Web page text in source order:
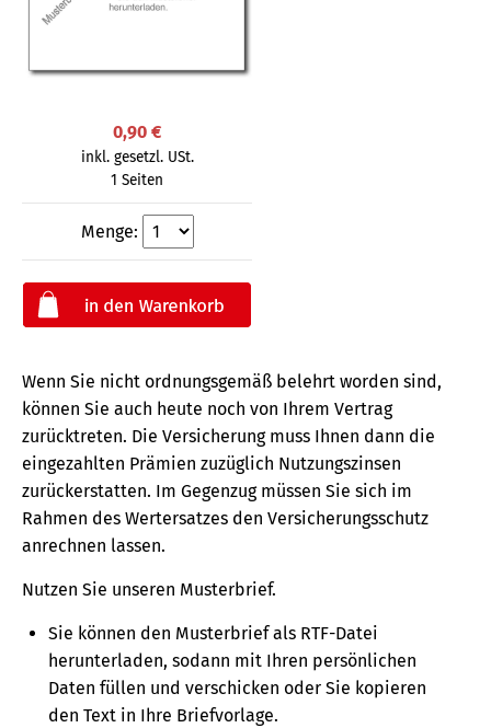
0,90 €
inkl. gesetzl. USt.
1 Seiten
Menge:
Wenn Sie nicht ordnungsgemäß belehrt worden sind,
können Sie auch heute noch von Ihrem Vertrag
zurücktreten. Die Versicherung muss Ihnen dann die
eingezahlten Prämien zuzüglich Nutzungszinsen
zurückerstatten. Im Gegenzug müssen Sie sich im
Rahmen des Wertersatzes den Versicherungs­­schutz
anrechnen lassen.
Nutzen Sie unseren Musterbrief.
Sie können den Musterbrief als RTF-Datei
herunterladen, sodann mit Ihren persönlichen
Daten füllen und verschicken oder Sie kopieren
den Text in Ihre Briefvorlage.